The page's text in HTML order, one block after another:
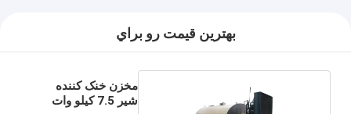
بهترين قيمت رو براي
مخزن خنک کننده
شیر 7.5 کیلو وات